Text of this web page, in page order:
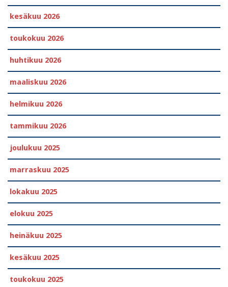
kesäkuu 2026
toukokuu 2026
huhtikuu 2026
maaliskuu 2026
helmikuu 2026
tammikuu 2026
joulukuu 2025
marraskuu 2025
lokakuu 2025
elokuu 2025
heinäkuu 2025
kesäkuu 2025
toukokuu 2025